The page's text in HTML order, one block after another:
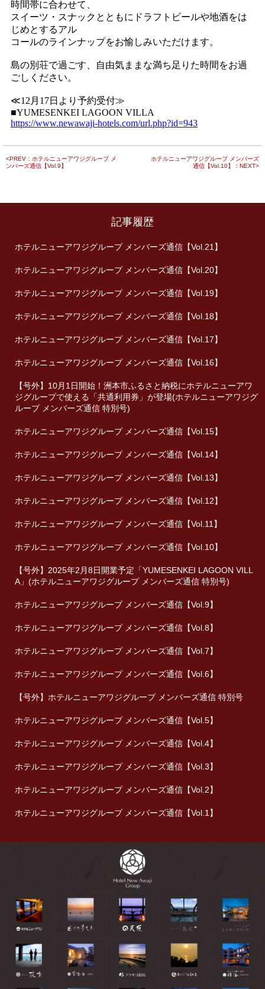
<PREV：ホテルニューアワジグループ メ
ンバーズ通信【Vol.9】
ホテルニューアワジグループ メンバーズ
通信【Vol.10】：NEXT>
記事履歴
ホテルニューアワジグループ メンバーズ通信【Vol.21】
ホテルニューアワジグループ メンバーズ通信【Vol.20】
ホテルニューアワジグループ メンバーズ通信【Vol.19】
ホテルニューアワジグループ メンバーズ通信【Vol.18】
ホテルニューアワジグループ メンバーズ通信【Vol.17】
ホテルニューアワジグループ メンバーズ通信【Vol.16】
【号外】10月1日開始！洲本市ふるさと納税にホテルニューアワ
ジグループで使える「共通利用券」が登場(ホテルニューアワジグ
ループ メンバーズ通信 特別号)
ホテルニューアワジグループ メンバーズ通信【Vol.15】
ホテルニューアワジグループ メンバーズ通信【Vol.14】
ホテルニューアワジグループ メンバーズ通信【Vol.13】
ホテルニューアワジグループ メンバーズ通信【Vol.12】
ホテルニューアワジグループ メンバーズ通信【Vol.11】
ホテルニューアワジグループ メンバーズ通信【Vol.10】
【号外】2025年2月8日開業予定「YUMESENKEI LAGOON VILL
A」(ホテルニューアワジグループ メンバーズ通信 特別号)
ホテルニューアワジグループ メンバーズ通信【Vol.9】
ホテルニューアワジグループ メンバーズ通信【Vol.8】
ホテルニューアワジグループ メンバーズ通信【Vol.7】
ホテルニューアワジグループ メンバーズ通信【Vol.6】
【号外】ホテルニューアワジグループ メンバーズ通信 特別号
ホテルニューアワジグループ メンバーズ通信【Vol.5】
ホテルニューアワジグループ メンバーズ通信【Vol.4】
ホテルニューアワジグループ メンバーズ通信【Vol.3】
ホテルニューアワジグループ メンバーズ通信【Vol.2】
ホテルニューアワジグループ メンバーズ通信【Vol.1】